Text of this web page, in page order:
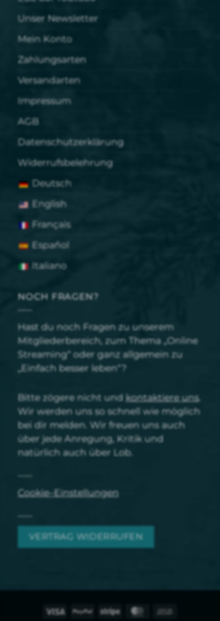
Unser Newsletter
Mein Konto
Zahlungsarten
Versandarten
Impressum
AGB
Datenschutzerklärung
Widerrufsbelehrung
Deutsch
English
Français
Español
Italiano
NOCH FRAGEN?
Hast du noch Fragen zu unserem
Mitgliederbereich, zum Thema „Online
Streaming“ oder ganz allgemein zu
„Einfach besser leben“?
Bitte zögere nicht und kontaktiere uns.
Wir werden uns so schnell wie möglich
bei dir melden. Wir freuen uns auch
über jede Anregung, Kritik und
natürlich auch über Lob.
Cookie–Einstellungen
VERTRAG WIDERRUFEN
Visa PayPal Streifen MasterCard